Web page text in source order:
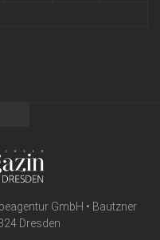
GmbH • Bautzner
Dresden